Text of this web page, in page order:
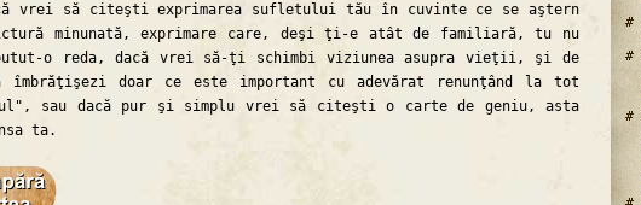
să citeşti exprimarea sufletului tău în cuvinte ce se aştern
minunată, exprimare care, deşi ţi-e atât de familiară, tu nu
o reda, dacă vrei să-ţi schimbi viziunea asupra vieţii, şi de
îmbrăţişezi doar ce este important cu adevărat renunţând la tot
sau dacă pur şi simplu vrei să citeşti o carte de geniu, asta
ta.